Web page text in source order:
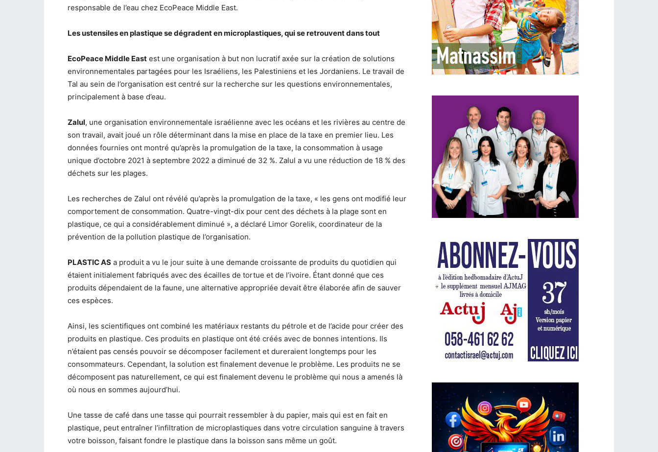
responsable de l’eau chez EcoPeace Middle East.
Les ustensiles en plastique se dégradent en microplastiques, qui se retrouvent dans tout
EcoPeace Middle East est une organisation à but non lucratif axée sur la création de solutions
environnementales partagées pour les Israéliens, les Palestiniens et les Jordaniens. Le travail de
Tal au sein de l’organisation est centré sur la recherche sur les questions environnementales,
principalement à base d’eau.
Zalul, une organisation environnementale israélienne avec les océans et les rivières au centre de
son travail, avait joué un rôle déterminant dans la mise en place de la taxe en premier lieu. Les
données fournies ont montré qu’après la promulgation de la taxe, la consommation à usage
unique d’octobre 2021 à septembre 2022 a diminué de 32 %. Zalul a vu une réduction de 18 % des
déchets sur les plages.
Les recherches de Zalul ont révélé qu’après la promulgation de la taxe, « les gens ont modifié leur
comportement de consommation. Quatre-vingt-dix pour cent des déchets à la plage sont en
plastique, ce qui a considérablement diminué », a déclaré Limor Gorelik, coordinateur de la
prévention de la pollution plastique de l’organisation.
PLASTIC AS a produit a vu le jour suite à une demande croissante de produits du quotidien qui
étaient initialement fabriqués avec des écailles de tortue et de l’ivoire. Étant donné que ces
produits dépendaient de la faune, une alternative appropriée devait être élaborée afin de sauver
ces espèces.
Ainsi, les scientifiques ont combiné les matériaux restants du pétrole et de l’acide pour créer des
produits en plastique. Ces produits en plastique ont été créés avec de bonnes intentions. Ils
n’étaient pas censés pouvoir se décomposer facilement et dureraient longtemps pour les
consommateurs. Cependant, la solution est finalement devenue le problème. Les produits ne se
décomposent pas naturellement, ce qui est finalement devenu le problème qui nous a amenés là
où nous en sommes aujourd’hui.
Une tasse de café dans une tasse qui pourrait ressembler à du papier, mais qui est en fait en
plastique, peut entraîner l’infiltration de microplastiques dans votre circulation sanguine à travers
votre boisson, faisant fondre le plastique dans la boisson sans même un goût.